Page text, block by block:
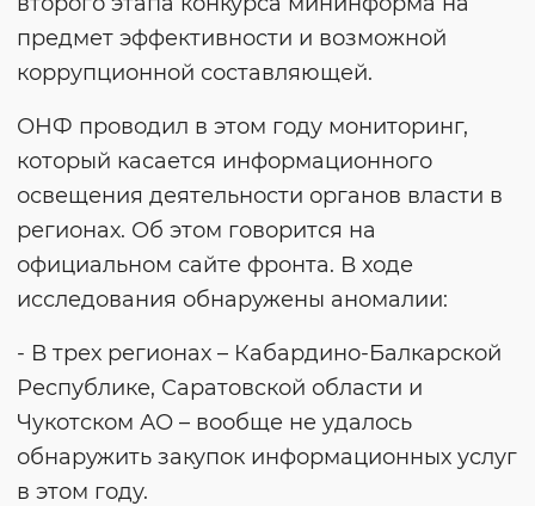
предмет эффективности и возможной
коррупционной составляющей.
ОНФ проводил в этом году мониторинг,
который касается информационного
освещения деятельности органов власти в
регионах. Об этом говорится на
официальном сайте фронта. В ходе
исследования обнаружены аномалии:
- В трех регионах – Кабардино-Балкарской
Республике, Саратовской области и
Чукотском АО – вообще не удалось
обнаружить закупок информационных услуг
в этом году.